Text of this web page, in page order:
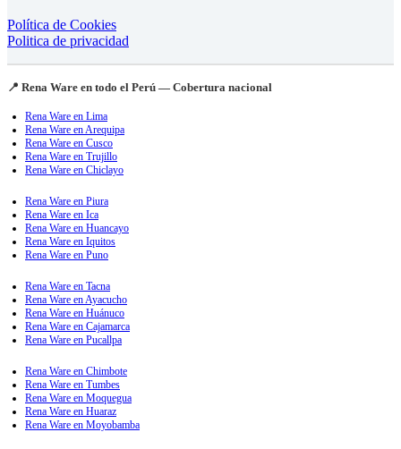
Política de Cookies
Politica de privacidad
📍 Rena Ware en todo el Perú — Cobertura nacional
Rena Ware en Lima
Rena Ware en Arequipa
Rena Ware en Cusco
Rena Ware en Trujillo
Rena Ware en Chiclayo
Rena Ware en Piura
Rena Ware en Ica
Rena Ware en Huancayo
Rena Ware en Iquitos
Rena Ware en Puno
Rena Ware en Tacna
Rena Ware en Ayacucho
Rena Ware en Huánuco
Rena Ware en Cajamarca
Rena Ware en Pucallpa
Rena Ware en Chimbote
Rena Ware en Tumbes
Rena Ware en Moquegua
Rena Ware en Huaraz
Rena Ware en Moyobamba